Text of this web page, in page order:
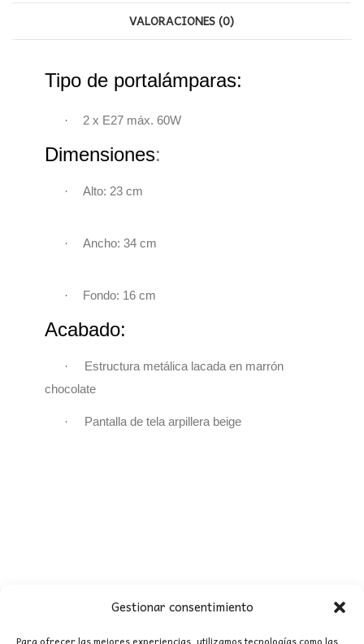
Gestionar consentimiento
Para ofrecer las mejores experiencias, utilizamos tecnologías como las
VALORACIONES (0)
Tipo de portalámparas:
· 2 x E27 máx. 60W
Dimensiones:
· Alto: 23 cm
· Ancho: 34 cm
· Fondo: 16 cm
Acabado:
·
Estructura metálica lacada en marrón
chocolate
· Pantalla de tela arpillera beige